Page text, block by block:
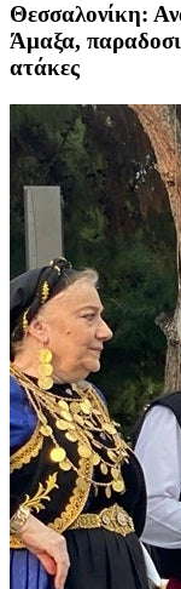
Θεσσαλονίκη:
Άμαξα,
ατάκες